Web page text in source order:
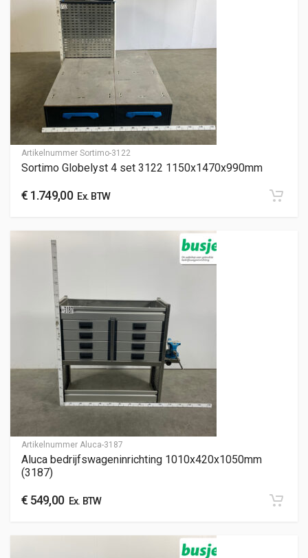
Artikelnummer Sortimo-3122
Sortimo Globelyst 4 set 3122 1150x1470x990mm
€ 1.749,00Ex. BTW
Artikelnummer Aluca-3187
Aluca bedrijfswageninrichting 1010x420x1050mm
(3187)
€ 549,00Ex. BTW